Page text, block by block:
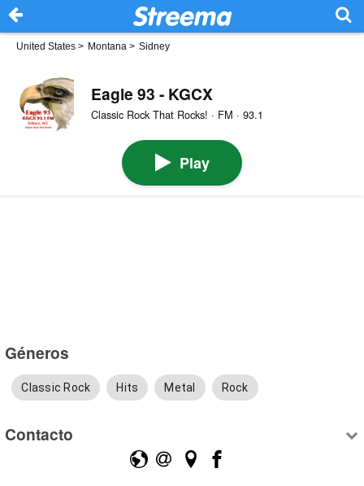
United States > Montana > Sidney
Eagle 93 - KGCX
Classic Rock That Rocks! · FM · 93.1
Play
Géneros
Classic Rock Hits Metal Rock
Contacto